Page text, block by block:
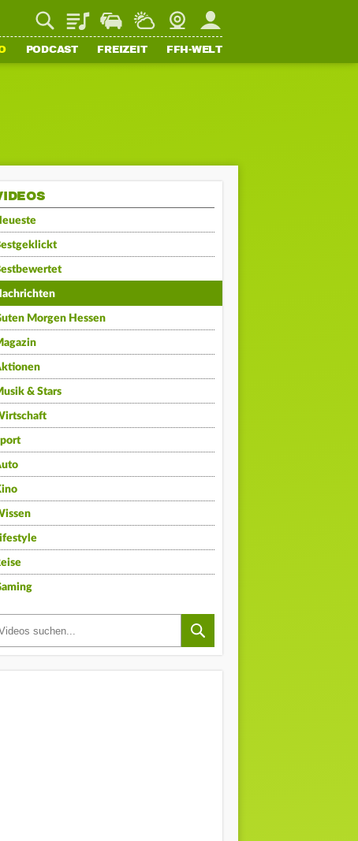
PlaylistStaupilotWetterWebcamMein FFH
PODCAST FREIZEIT FFH-WELT
Morgen Hessen
& Stars